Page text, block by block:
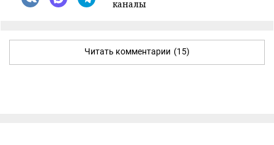
каналы
Читать комментарии (15)